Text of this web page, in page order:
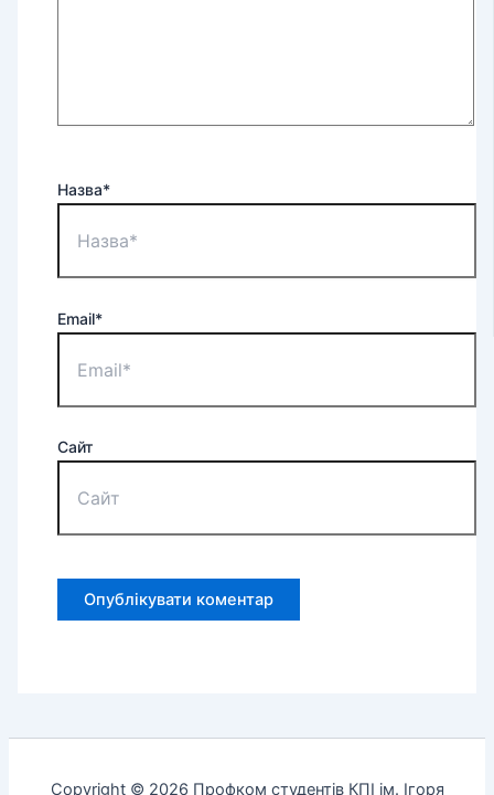
Назва*
Email*
Сайт
Copyright © 2026 Профком студентів КПІ ім. Ігоря